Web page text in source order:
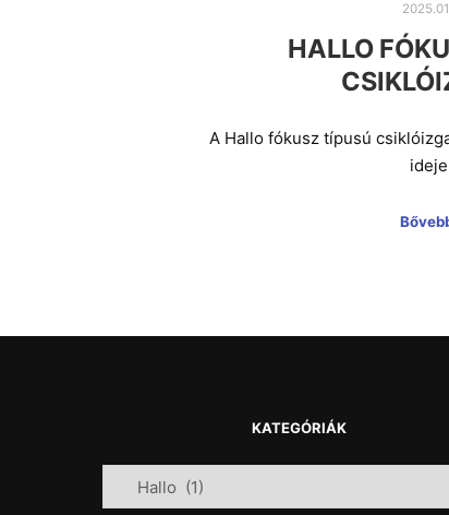
HALLO
A Hallo fókusz típusú
KATEGÓRIÁK